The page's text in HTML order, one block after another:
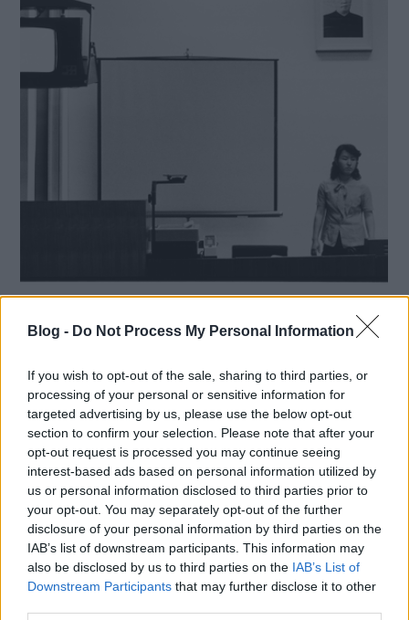
Blog - Do Not Process My Personal Information
If you wish to opt-out of the sale, sharing to third parties, or
processing of your personal or sensitive information for
targeted advertising by us, please use the below opt-out
section to confirm your selection. Please note that after your
opt-out request is processed you may continue seeing
interest-based ads based on personal information utilized by
us or personal information disclosed to third parties prior to
your opt-out. You may separately opt-out of the further
disclosure of your personal information by third parties on the
IAB’s list of downstream participants. This information may
also be disclosed by us to third parties on the IAB’s List of
Downstream Participants that may further disclose it to other
Koreából
Benkő Imre először 1984-ben, turistaként
érkezett Észak-Koreába, s lehetőségeihez
mérten megörökítette a már akkor is
diktatúraként működő ország bizonyos
szegmenseit. Persze